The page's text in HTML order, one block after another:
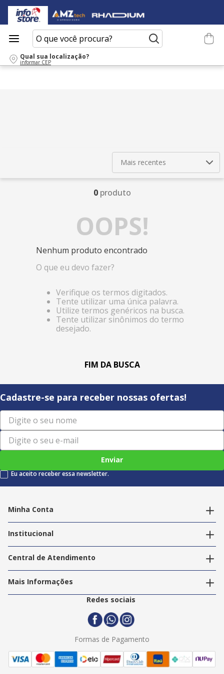
O que você procura?
Qual sua localização?
informar CEP
Mais recentes
0 produto
OOPS!
Nenhum produto encontrado
O que eu devo fazer?
Verifique os termos digitados.
Tente utilizar uma única palavra.
Utilize termos genéricos na busca.
Tente utilizar sinônimos do termo
desejado.
Cadastre-se para receber nossas ofertas!
Enviar
Eu aceito receber essa newsletter.
Minha Conta
Editar endereços
Institucional
Nossas Lojas
Trabalhe Conosco
Central de Atendimento
Política de Privacidade
Termos e Condições
Politica de Entrega
Mais Informações
2ª Via Nota Fiscal
Redes sociais
Formas de Pagamento